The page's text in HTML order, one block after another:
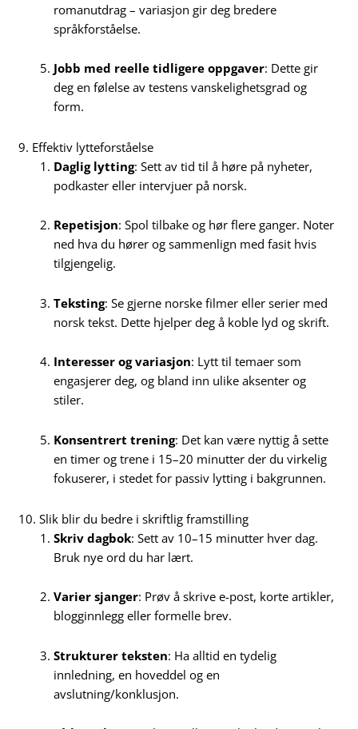
romanutdrag – variasjon gir deg bredere
språkforståelse.
Jobb med reelle tidligere oppgaver: Dette gir
deg en følelse av testens vanskelighetsgrad og
form.
9. Effektiv lytteforståelse
Daglig lytting: Sett av tid til å høre på nyheter,
podkaster eller intervjuer på norsk.
Repetisjon: Spol tilbake og hør flere ganger. Noter
ned hva du hører og sammenlign med fasit hvis
tilgjengelig.
Teksting: Se gjerne norske filmer eller serier med
norsk tekst. Dette hjelper deg å koble lyd og skrift.
Interesser og variasjon: Lytt til temaer som
engasjerer deg, og bland inn ulike aksenter og
stiler.
Konsentrert trening: Det kan være nyttig å sette
en timer og trene i 15–20 minutter der du virkelig
fokuserer, i stedet for passiv lytting i bakgrunnen.
10. Slik blir du bedre i skriftlig framstilling
Skriv dagbok: Sett av 10–15 minutter hver dag.
Bruk nye ord du har lært.
Varier sjanger: Prøv å skrive e-post, korte artikler,
blogginnlegg eller formelle brev.
Strukturer teksten: Ha alltid en tydelig
innledning, en hoveddel og en
avslutning/konklusjon.